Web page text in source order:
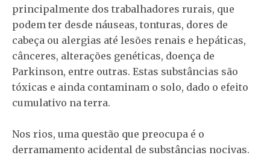
principalmente dos trabalhadores rurais, que
podem ter desde náuseas, tonturas, dores de
cabeça ou alergias até lesões renais e hepáticas,
cânceres, alterações genéticas, doença de
Parkinson, entre outras. Estas substâncias são
tóxicas e ainda contaminam o solo, dado o efeito
cumulativo na terra.
Nos rios, uma questão que preocupa é o
derramamento acidental de substâncias nocivas.